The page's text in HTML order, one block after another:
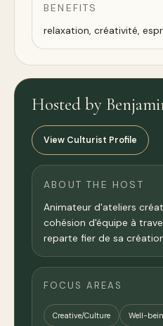
BENEFITS
relaxation, créativité,
Hosted by
View Culturist Profile
ABOUT THE HOST
Animateur d'ateliers
cohésion d'équipe à
reparte fier de sa
FOCUS AREAS
Creative/Culture Well-